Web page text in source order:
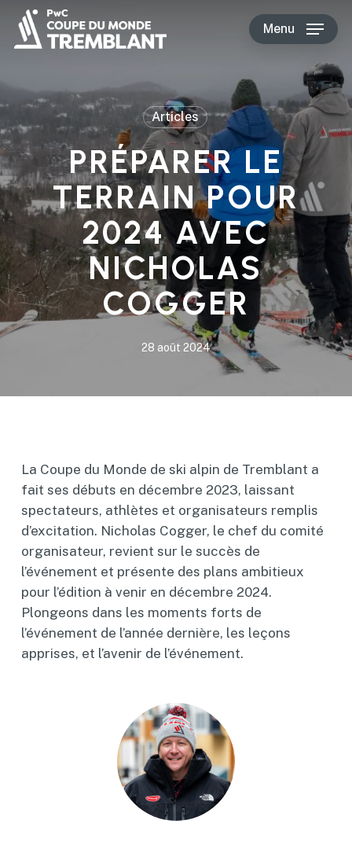
main
Menu
Articles
PRÉPARER LE
TERRAIN POUR
2024 AVEC
NICHOLAS
COGGER
28 août 2024
La Coupe du Monde de ski alpin de Tremblant a
fait ses débuts en décembre 2023, laissant
spectateurs, athlètes et organisateurs remplis
d’excitation. Nicholas Cogger, le chef du comité
organisateur, revient sur le succès de
l’événement et présente des plans ambitieux
pour l’édition à venir en décembre 2024.
Plongeons dans les moments forts de
l’événement de l’année dernière, les leçons
apprises, et l’avenir de l’événement.